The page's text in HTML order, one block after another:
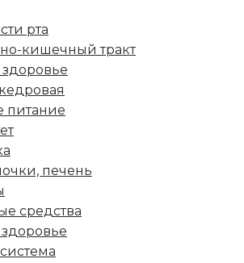
рта
кишечный тракт
питание
печень
средства